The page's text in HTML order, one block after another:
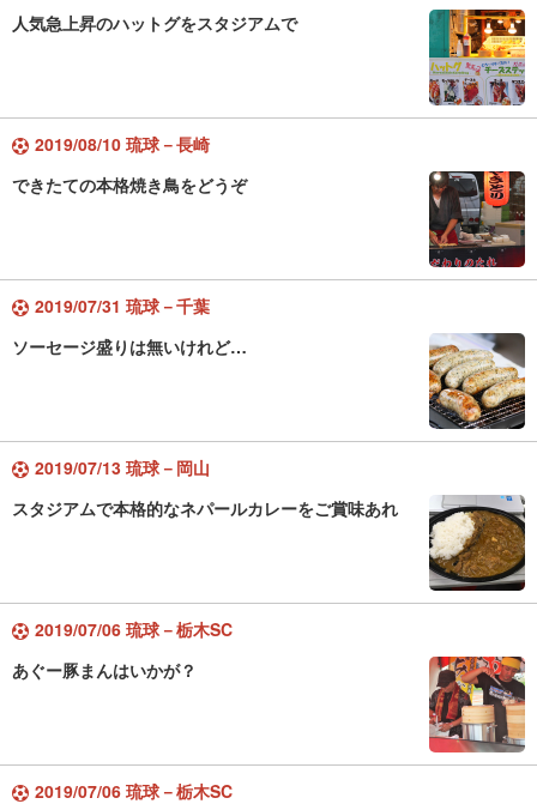
人気急上昇のハットグをスタジアムで
2019/08/10 琉球－長崎
できたての本格焼き鳥をどうぞ
2019/07/31 琉球－千葉
ソーセージ盛りは無いけれど…
2019/07/13 琉球－岡山
スタジアムで本格的なネパールカレーをご賞味あれ
2019/07/06 琉球－栃木SC
あぐー豚まんはいかが？
2019/07/06 琉球－栃木SC